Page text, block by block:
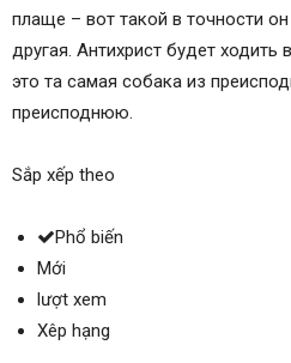
плаще – вот такой в точности
другая. Антихрист будет
это та самая собака из
преисподнюю.
Sắp xếp theo
Phổ biến
Mới
lượt xem
Xêp hạng